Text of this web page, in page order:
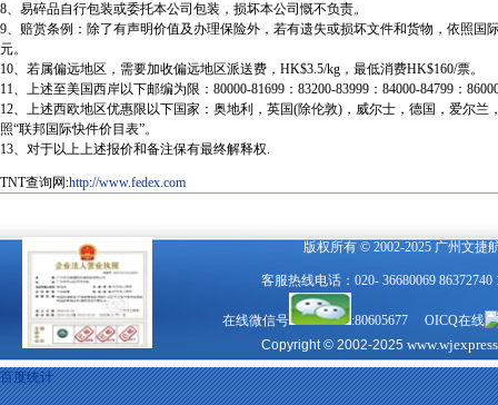
8、易碎品自行包装或委托本公司包装，损坏本公司慨不负责。
9、赔赏条例：除了有声明价值及办理保险外，若有遗失或损坏文件和货物，依照国
元。
10、若属偏远地区，需要加收偏远地区派送费，HK$3.5/kg，最低消费HK$160/票。
11、上述至美国西岸以下邮编为限：80000-81699：83200-83999：84000-84799：
12、上述西欧地区优惠限以下国家：奥地利，英国(除伦敦)，威尔士，德国，爱尔
照“联邦国际快件价目表”。
13、对于以上上述报价和备注保有最终解释权.
TNT查询网:http://www.fedex.com
版权所有 © 2002-2025 广州文捷
客服热线电话：020- 36680069
在线微信号
:80605677 OICQ在线
Copyright © 2002-2025
百度统计